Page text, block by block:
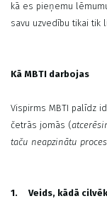
kā es pieņemu
savu uzvedību tikai tik
Kā MBTI darbojas
Vispirms MBTI palīdz
četrās jomās (
taču neapzinātu
1.
Veids, kādā